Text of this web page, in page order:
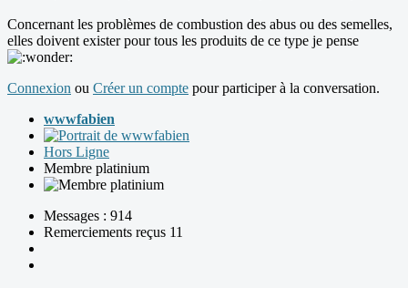
Concernant les problèmes de combustion des abus ou des semelles,
elles doivent exister pour tous les produits de ce type je pense
Connexion ou Créer un compte pour participer à la conversation.
wwwfabien
Hors Ligne
Membre platinium
Messages : 914
Remerciements reçus 11